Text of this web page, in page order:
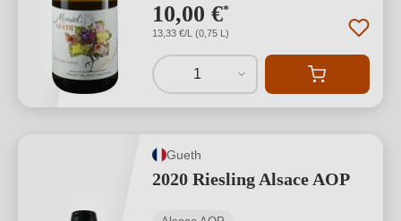
10,00 €*
13,33 €/L (0,75 L)
1
Gueth
2020 Riesling Alsace AOP